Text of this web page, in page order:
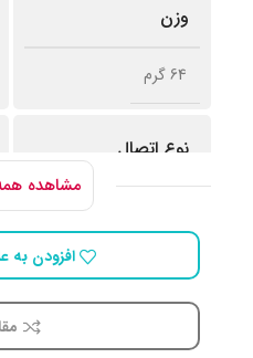
وزن
64 گرم
نوع اتصال
نوع حسگر
مشاهده
افزودن به